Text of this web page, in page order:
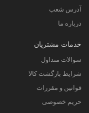
آدرس شعب
درباره ما
خدمات مشتریان
سوالات متداول
شرایط بازگشت کالا
قوانین و مقررات
حریم خصوصی